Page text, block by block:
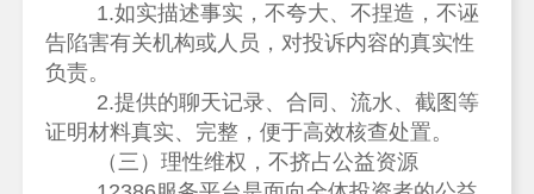
1.如实描述事实，不夸大、不捏造，不诬
告陷害有关机构或人员，对投诉内容的真实性
负责。
2.提供的聊天记录、合同、流水、截图等
证明材料真实、完整，便于高效核查处置。
（三）理性维权，不挤占公益资源